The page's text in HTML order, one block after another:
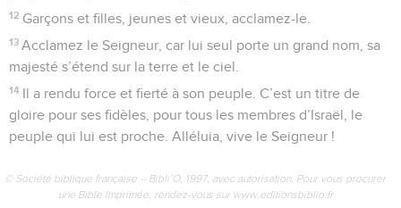
12 Garçons et filles, jeunes et vieux, acclamez-le.
13 Acclamez le Seigneur, car lui seul porte un grand nom, sa
majesté s’étend sur la terre et le ciel.
14 Il a rendu force et fierté à son peuple. C’est un titre de
gloire pour ses fidèles, pour tous les membres d’Israël, le
peuple qui lui est proche. Alléluia, vive le Seigneur !
© Société biblique française – Bibli’O, 1997, avec autorisation. Pour vous procurer
une Bible imprimée, rendez-vous sur www.editionsbiblio.fr